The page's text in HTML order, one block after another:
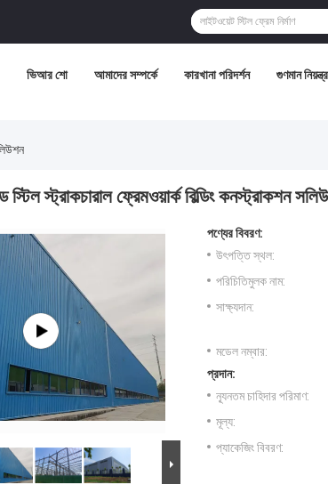
ভিআর শো আমাদের সম্পর্কে কারখানা পরিদর্শন গুণমান
স্টিল স্ট্রাকচারাল ফ্রেমওয়ার্ক বিল্ডিং কনস্ট্রাকশন
পণ্যের বিবরণ:
উৎপত্তি স্থল:
পরিচিতিমুলক নাম:
সাক্ষ্যদান:
মডেল নম্বার:
প্রদান:
ন্যূনতম চাহিদার পরিমাণ:
মূল্য:
প্যাকেজিং বিবরণ: